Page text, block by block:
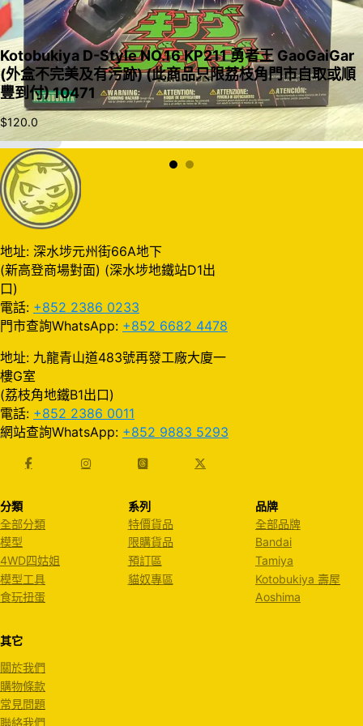
入購物車
Kotobukiya D-Style NO.16 KP211 勇者王 GaoGaiGar
(外盒不完美及有污跡) (此商品只限荔枝角門市自取或順
豐到付) 10471
$120.0
地址: 深水埗元州街66A地下
(新高登商場對面) (深水埗地鐵站D1出
口)
電話: +852 2386 0233
門市查詢WhatsApp: +852 6682 4478
地址: 九龍青山道483號再發工廠大廈一
樓G室
(荔枝角地鐵B1出口)
電話: +852 2386 0011
網站查詢WhatsApp: +852 9883 5293
分類
全部分類
模型
4WD四姑姐
模型工具
食玩扭蛋
系列
特價貨品
限購貨品
預訂區
貓奴專區
品牌
全部品牌
Bandai
Tamiya
Kotobukiya 壽屋
Aoshima
其它
關於我們
購物條款
常見問題
聯絡我們